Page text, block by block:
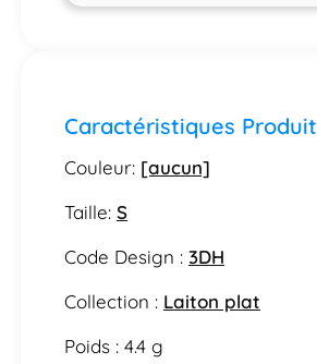
Caractéristiques Produit
Couleur: [aucun]
Taille: S
Code Design : 3DH
Collection : Laiton plat
Poids : 4.4 g